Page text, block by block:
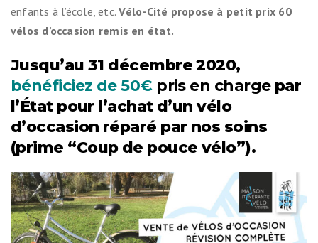
enfants à l’école, etc.Vélo-Cité propose à petit prix 60
vélos d’occasion remis en état.
Jusqu’au 31 décembre 2020,
bénéficiez de 50€ pris en charge par
l’État pour l’achat d’un vélo
d’occasion réparé par nos soins
(prime “Coup de pouce vélo”).